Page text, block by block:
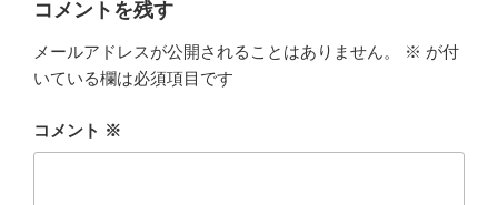
コメントを残す
メールアドレスが公開されることはありません。 ※ が付
いている欄は必須項目です
コメント ※